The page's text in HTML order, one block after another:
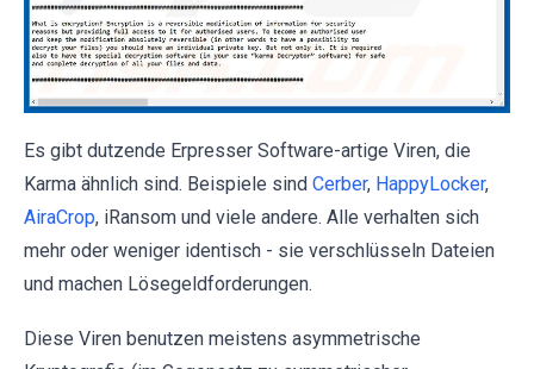
Es gibt dutzende Erpresser Software-artige Viren, die
Karma ähnlich sind. Beispiele sind Cerber, HappyLocker,
AiraCrop, iRansom und viele andere. Alle verhalten sich
mehr oder weniger identisch - sie verschlüsseln Dateien
und machen Lösegeldforderungen.
Diese Viren benutzen meistens asymmetrische